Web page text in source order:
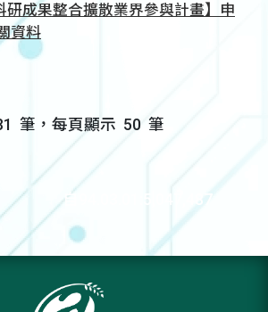
研成果整合擴散業界參與計畫】申
資料
筆，每頁顯示 50 筆
自94.03.01:5,047,487